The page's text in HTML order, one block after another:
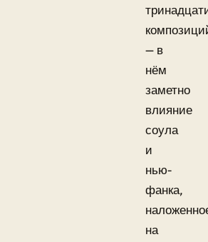
— в
нём
заметно
влияние
соула
и
нью-
фанка,
на